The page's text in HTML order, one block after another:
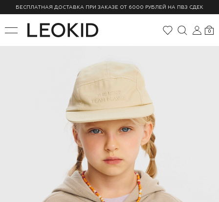
БЕСПЛАТНАЯ ДОСТАВКА ПРИ ЗАКАЗЕ ОТ 6000 РУБЛЕЙ НА ПВЗ СДЕК
0